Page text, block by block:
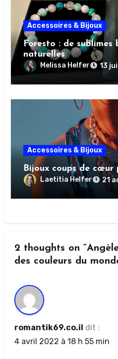
Accessoires & Bijoux
Foresto : de sublimes
naturelles
Melissa Helfer 13
Accessoires & Bijoux
Bijoux coups de cœur
Laetitia Helfer 21
2 thoughts on
des couleurs du
romantik69.co.il dit :
4 avril 2022 à 18 h 55 min